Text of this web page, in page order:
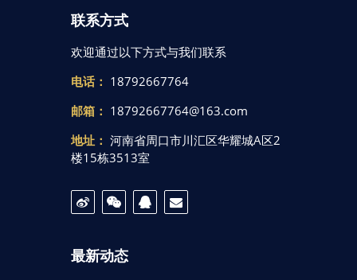
联系方式
欢迎通过以下方式与我们联系
电话： 18792667764
邮箱： 18792667764@163.com
地址： 河南省周口市川汇区华耀城A区2
楼15栋3513室
最新动态